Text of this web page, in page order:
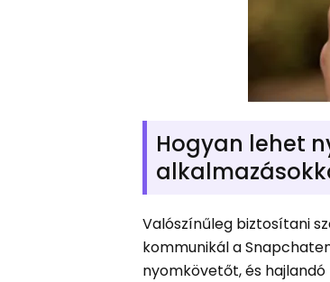
Hogyan lehet
Valószínűleg biztosítani
kommunikál a
nyomkövetőt, és